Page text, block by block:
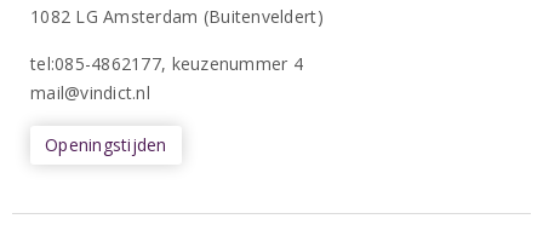
1082 LG Amsterdam (Buitenveldert)
tel:085-4862177, keuzenummer 4
mail@vindict.nl
Openingstijden